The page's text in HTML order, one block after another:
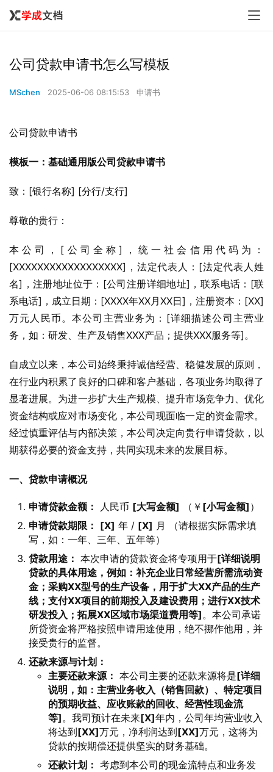
公司贷款申请书怎么写模板
MSchen 2025-06-06 08:15:53 申请书
公司贷款申请书
模板一：基础通用版公司贷款申请书
致：[银行名称] [分行/支行]
尊敬的贵行：
本公司，[公司全称]，统一社会信用代码为：
[XXXXXXXXXXXXXXXXXX]，法定代表人：[法定代表人姓
名]，注册地址位于：[公司注册详细地址]，联系电话：[联
系电话]，成立日期：[XXXX年XX月XX日]，注册资本：[XX]
万元人民币。本公司主营业务为：[详细描述公司主营业
务，如：研发、生产及销售XXX产品；提供XXX服务等]。
自成立以来，本公司始终秉持诚信经营、稳健发展的原则，
在行业内积累了良好的口碑和客户基础，各项业务均取得了
显著进展。为进一步扩大生产规模、提升市场竞争力、优化
资金结构或应对市场变化，本公司现面临一定的资金需求。
经过慎重评估与内部决策，本公司决定向贵行申请贷款，以
期获得必要的资金支持，共同实现未来的发展目标。
一、贷款申请概况
申请贷款金额： 人民币 [大写金额] （￥ [小写金额] ）
申请贷款期限： [X] 年 / [X] 月 （请根据实际需求填
写，如：一年、三年、五年等）
贷款用途： 本次申请的贷款资金将专项用于[详细说明
贷款的具体用途，例如：补充企业日常经营所需流动资
金；采购XX型号的生产设备，用于扩大XX产品的生产
线；支付XX项目的前期投入及建设费用；进行XX技术
研发投入；拓展XX区域市场渠道费用等]。本公司承诺
所贷资金将严格按照申请用途使用，绝不挪作他用，并
接受贵行的监督。
还款来源与计划：
主要还款来源： 本公司主要的还款来源将是[详细
说明，如：主营业务收入（销售回款）、特定项目
的预期收益、应收账款的回收、经营性现金流
等]。我司预计在未来[X]年内，公司年均营业收入
将达到[XX]万元，净利润达到[XX]万元，这将为
贷款的按期偿还提供坚实的财务基础。
还款计划： 考虑到本公司的现金流特点和业务发